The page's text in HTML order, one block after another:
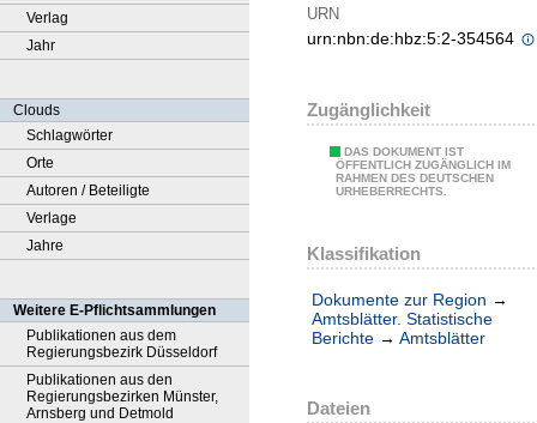
Verlag
Jahr
Clouds
Schlagwörter
Orte
Autoren / Beteiligte
Verlage
Jahre
Weitere E-Pflichtsammlungen
Publikationen aus dem
Regierungsbezirk Düsseldorf
Publikationen aus den
Regierungsbezirken Münster,
Arnsberg und Detmold
URN
urn:nbn:de:hbz:5:2-354564
Zugänglichkeit
DAS DOKUMENT IST
ÖFFENTLICH ZUGÄNGLICH IM
RAHMEN DES DEUTSCHEN
URHEBERRECHTS.
Klassifikation
Dokumente zur Region →
Amtsblätter. Statistische
Berichte → Amtsblätter
Dateien